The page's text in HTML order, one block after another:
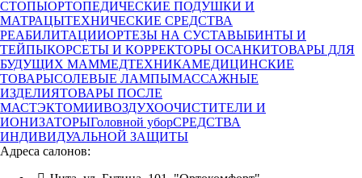
СТОПЫОРТОПЕДИЧЕСКИЕ ПОДУШКИ И
МАТРАЦЫТЕХНИЧЕСКИЕ СРЕДСТВА
РЕАБИЛИТАЦИИОРТЕЗЫ НА СУСТАВЫБИНТЫ И
ТЕЙПЫКОРСЕТЫ И КОРРЕКТОРЫ ОСАНКИТОВАРЫ ДЛЯ
БУДУЩИХ МАММЕДТЕХНИКАМЕДИЦИНСКИЕ
ТОВАРЫСОЛЕВЫЕ ЛАМПЫМАССАЖНЫЕ
ИЗДЕЛИЯТОВАРЫ ПОСЛЕ
МАСТЭКТОМИИВОЗДУХООЧИСТИТЕЛИ И
ИОНИЗАТОРЫГоловной уборСРЕДСТВА
ИНДИВИДУАЛЬНОЙ ЗАЩИТЫ
Адреса салонов: